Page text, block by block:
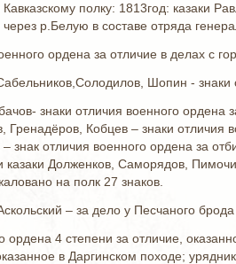
полку: 1813год: казаки
р.Белую в составе отряда
ордена за отличие в делах с
Шопин - знаки
знаки отличия военного
Гренадёров, Кобцев – знаки
отличия военного ордена за
Долженков, Саморядов,
на полк 27 знаков.
– за дело у Песчаного
ордена 4 степени за отличие,
в Даргинском походе;